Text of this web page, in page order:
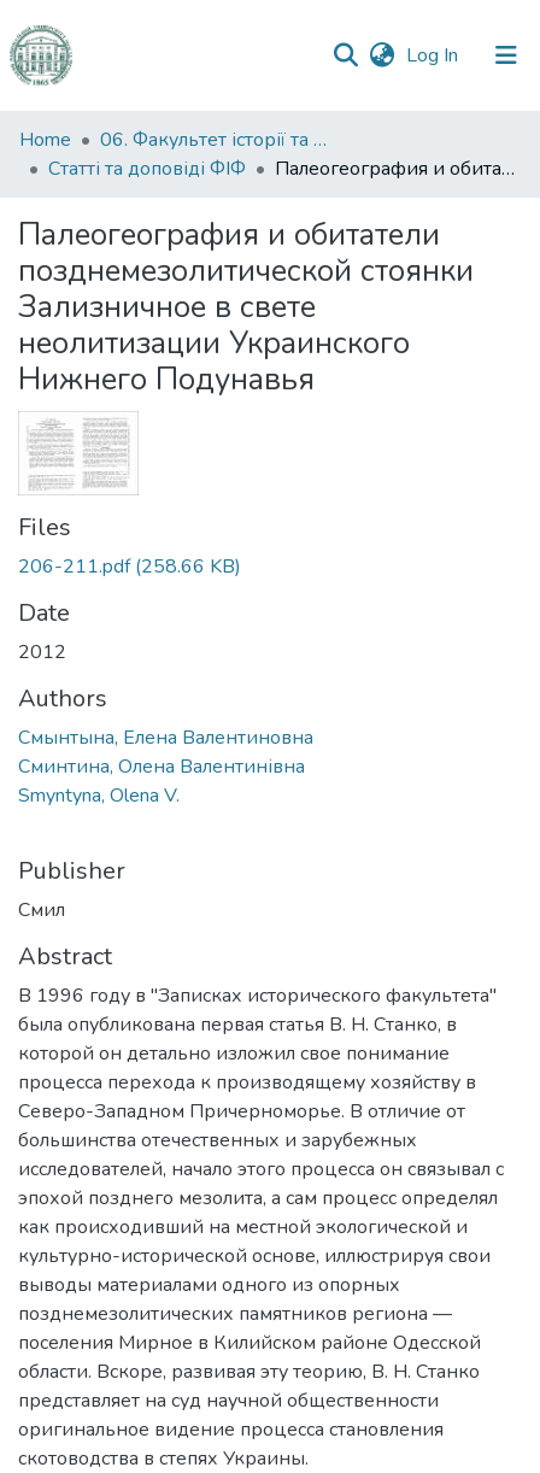
Log In (current)
Communities
&
All of DSpace
Statistics
Home
06. Факультет історії та філософії
Статті та доповіді ФІФ
Палеогеография и обитатели позднемезолитической стоянки Зализничное в свете неолитизации Украинского Нижнего Подунавья
Палеогеография и обитатели
позднемезолитической стоянки
Зализничное в свете
неолитизации Украинского
Нижнего Подунавья
Files
206-211.pdf(258.66 KB)
Date
2012
Authors
Смынтына, Елена Валентиновна
Сминтина, Олена Валентинівна
Smyntyna, Olena V.
Publisher
Смил
Abstract
В 1996 году в "Записках исторического факультета"
была опубликована первая статья В. Н. Станко, в
которой он детально изложил свое понимание
процесса перехода к производящему хозяйству в
Северо-Западном Причерноморье. В отличие от
большинства отечественных и зарубежных
исследователей, начало этого процесса он связывал с
эпохой позднего мезолита, а сам процесс определял
как происходивший на местной экологической и
культурно-исторической основе, иллюстрируя свои
выводы материалами одного из опорных
позднемезолитических памятников региона —
поселения Мирное в Килийском районе Одесской
области. Вскоре, развивая эту теорию, В. Н. Станко
представляет на суд научной общественности
оригинальное видение процесса становления
скотоводства в степях Украины.